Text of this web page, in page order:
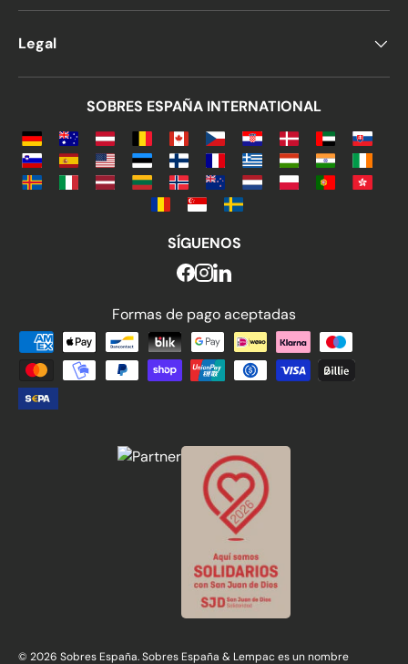
Legal
SOBRES ESPAÑA INTERNATIONAL
SÍGUENOS
Formas de pago aceptadas
Formas de pago aceptadas
© 2026 Sobres España. Sobres España & Lempac es un nombre